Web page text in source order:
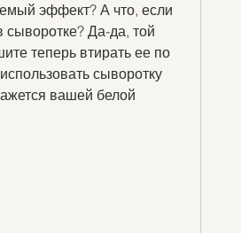
эффект? А что, если
Да-да, той
теперь втирать ее по
сыворотку
вашей белой